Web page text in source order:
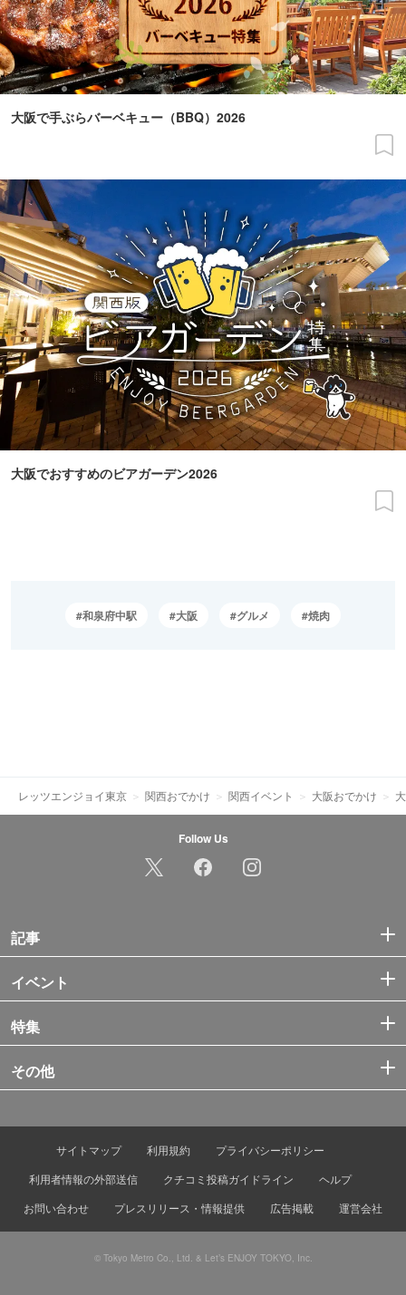
大阪で手ぶらバーベキュー（BBQ）2026
大阪でおすすめのビアガーデン2026
和泉府中駅 大阪 グルメ 焼肉
レッツエンジョイ東京 関西おでかけ 関西イベント 大阪おでかけ
Follow Us
記事
イベント
特集
その他
サイトマップ 利用規約
プライバシーポリシー
利用者情報の外部送信
クチコミ投稿ガイドライン
ヘルプ
お問い合わせ
プレスリリース・情報提供 広告掲載 運営会社
© Tokyo Metro Co., Ltd. & Let’s ENJOY TOKYO, Inc.